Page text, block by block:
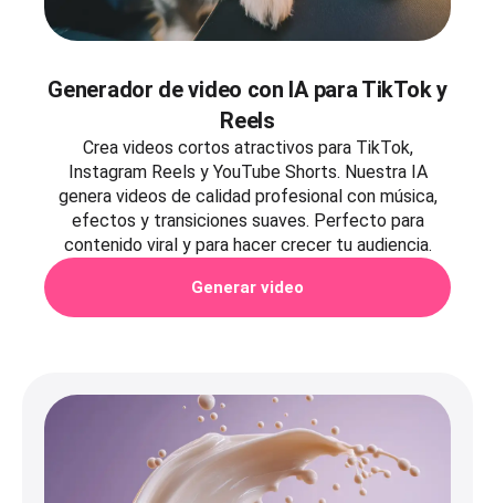
Generador de video con IA para TikTok y
Reels
Crea videos cortos atractivos para TikTok,
Instagram Reels y YouTube Shorts. Nuestra IA
genera videos de calidad profesional con música,
efectos y transiciones suaves. Perfecto para
contenido viral y para hacer crecer tu audiencia.
Generar video